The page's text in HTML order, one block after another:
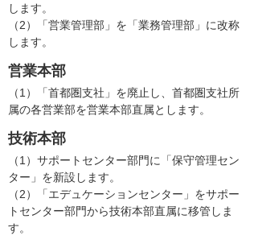
します。
（2）「営業管理部」を「業務管理部」に改称
します。
営業本部
（1）「首都圏支社」を廃止し、首都圏支社所
属の各営業部を営業本部直属とします。
技術本部
（1）サポートセンター部門に「保守管理セン
ター」を新設します。
（2）「エデュケーションセンター」をサポー
トセンター部門から技術本部直属に移管しま
す。